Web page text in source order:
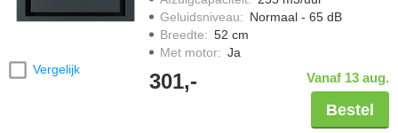
Vergelijk
Geluidsniveau: Normaal - 65 dB
Breedte: 52 cm
Met motor: Ja
301,- Vanaf 13 aug.
Bestel